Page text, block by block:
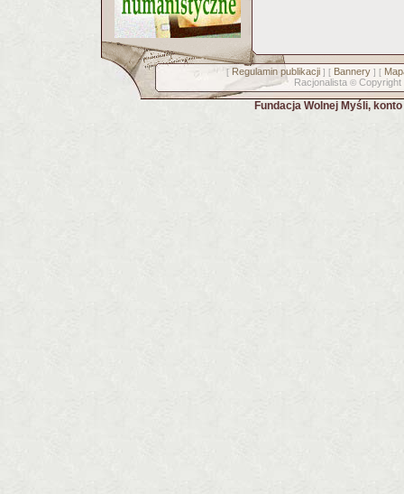
[ Regulamin publikacji] [ Bannery] [
Racjonalista © Copyright
Fundacja Wolnej Myśli,